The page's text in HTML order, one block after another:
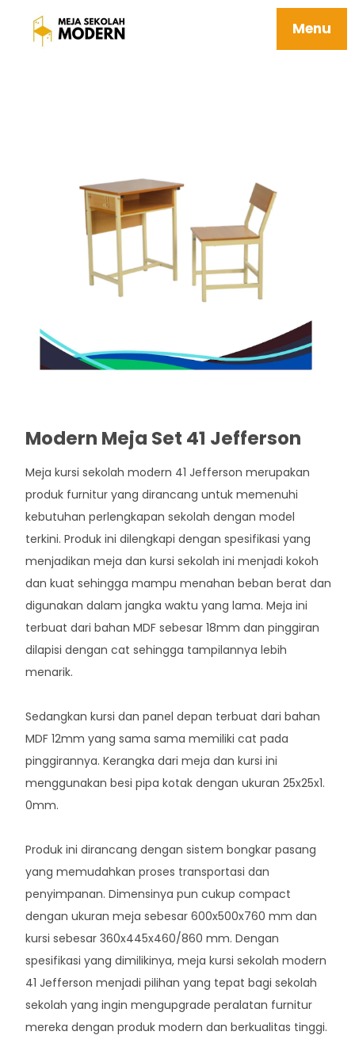
Menu
Kursi Dan Meja Sekolah Mudah Perawatan
Ergonomis 41 Jefferson
Modern Meja Set 41 Jefferson
Meja kursi sekolah modern 41 Jefferson merupakan
produk furnitur yang dirancang untuk memenuhi
kebutuhan perlengkapan sekolah dengan model
terkini. Produk ini dilengkapi dengan spesifikasi yang
menjadikan meja dan kursi sekolah ini menjadi kokoh
dan kuat sehingga mampu menahan beban berat dan
digunakan dalam jangka waktu yang lama. Meja ini
terbuat dari bahan MDF sebesar 18mm dan pinggiran
dilapisi dengan cat sehingga tampilannya lebih
menarik.
Sedangkan kursi dan panel depan terbuat dari bahan
MDF 12mm yang sama sama memiliki cat pada
pinggirannya. Kerangka dari meja dan kursi ini
menggunakan besi pipa kotak dengan ukuran 25x25x1.
0mm.
Produk ini dirancang dengan sistem bongkar pasang
yang memudahkan proses transportasi dan
penyimpanan. Dimensinya pun cukup compact
dengan ukuran meja sebesar 600x500x760 mm dan
kursi sebesar 360x445x460/860 mm. Dengan
spesifikasi yang dimilikinya, meja kursi sekolah modern
41 Jefferson menjadi pilihan yang tepat bagi sekolah
sekolah yang ingin mengupgrade peralatan furnitur
mereka dengan produk modern dan berkualitas tinggi.